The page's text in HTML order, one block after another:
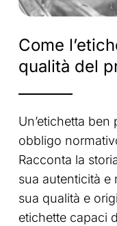
Come
qualità del
Un’etichetta
obbligo
Racconta la
sua autenticità e
sua qualità e
etichette capaci